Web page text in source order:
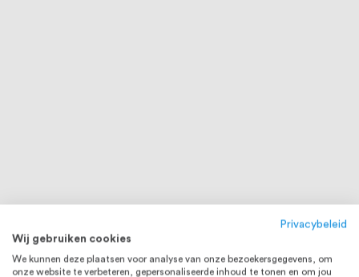
Privacybeleid
Wij gebruiken cookies
We kunnen deze plaatsen voor analyse van onze bezoekersgegevens, om
onze website te verbeteren, gepersonaliseerde inhoud te tonen en om jou